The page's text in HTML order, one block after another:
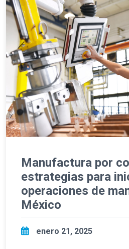
Manufactura por
estrategias para
operaciones de
México
enero 21, 2025